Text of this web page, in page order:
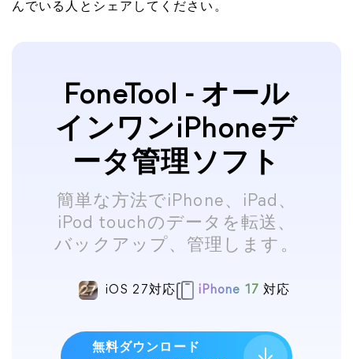
んでいる人とシェアしてください。
FoneTool - オール
インワンiPhoneデ
ータ管理ソフト
簡単な方法でiPhone、iPad、
iPod touchのデータを転送、
バックアップ、管理します。
iOS 27対応 iPhone 17 対応
無料ダウンロード